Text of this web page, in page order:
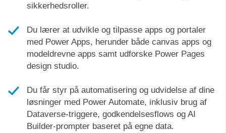
sikkerhedsroller.
Du lærer at udvikle og tilpasse apps og portaler
med Power Apps, herunder både canvas apps og
modeldrevne apps samt udforske Power Pages
design studio.
Du får styr på automatisering og udvidelse af dine
løsninger med Power Automate, inklusiv brug af
Dataverse-triggere, godkendelsesflows og AI
Builder-prompter baseret på egne data.